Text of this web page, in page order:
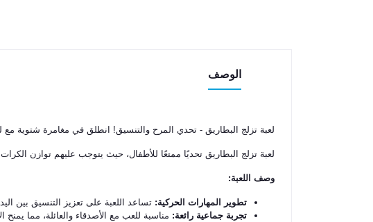
الوصف
لعبة تزلج البطاريق - تحدي المرح والتنسيق! انطلق في مغامرة شتوية مع
لعبة تزلج البطاريق تحديًا ممتعًا للأطفال، حيث يتوجب عليهم توازن
وصف اللعبة:
تطوير المهارات الحركية: تساعد اللعبة على تعزيز التنسيق بين
تجربة جماعية رائعة: مناسبة للعب مع الأصدقاء والعائلة، مما